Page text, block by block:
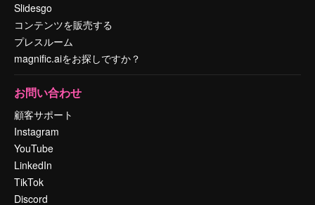
Slidesgo
コンテンツを販売する
プレスルーム
magnific.aiをお探しですか？
お問い合わせ
顧客サポート
Instagram
YouTube
LinkedIn
TikTok
Discord